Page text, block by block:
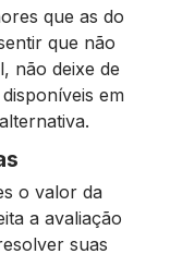
que as do
que não
não deixe de
em
o valor da
a avaliação
suas